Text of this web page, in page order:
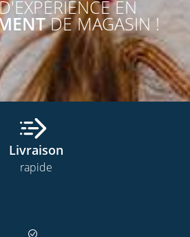
EN
DE MAGASIN !
Livraison
rapide